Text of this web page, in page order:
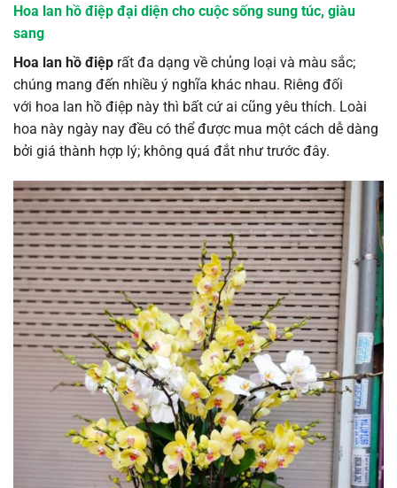
Hoa lan hồ điệp đại diện cho cuộc sống sung túc, giàu
sang
Hoa lan hồ điệp rất đa dạng về chủng loại và màu sắc;
chúng mang đến nhiều ý nghĩa khác nhau. Riêng đối
với hoa lan hồ điệp này thì bất cứ ai cũng yêu thích. Loài
hoa này ngày nay đều có thể được mua một cách dễ dàng
bởi giá thành hợp lý; không quá đắt như trước đây.